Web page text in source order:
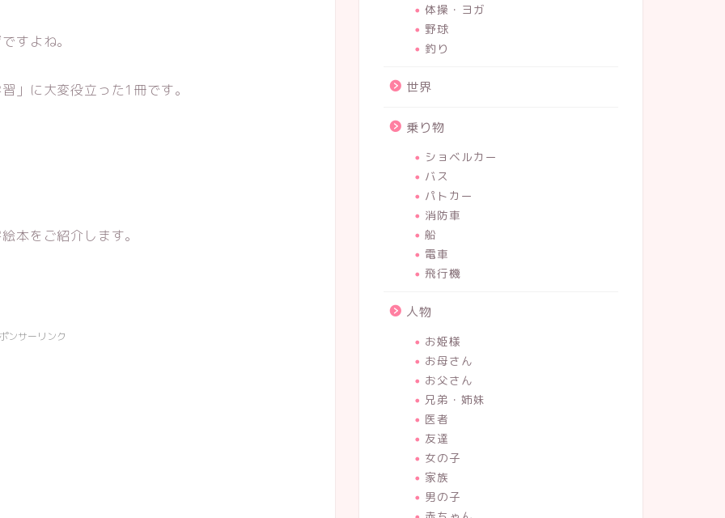
すよね。
」に大変役立った1冊です。
本をご紹介します。
ンサーリンク
体操・ヨガ
野球
釣り
世界
乗り物
ショベルカー
バス
パトカー
消防車
船
電車
飛行機
人物
お姫様
お母さん
お父さん
兄弟・姉妹
医者
友達
女の子
家族
男の子